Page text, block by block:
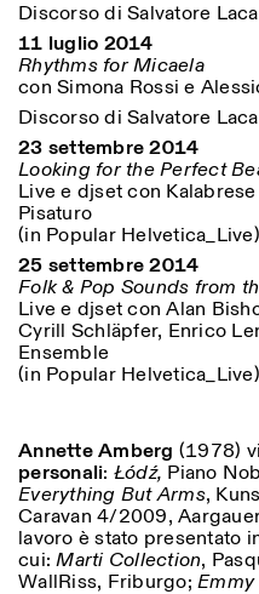
Discorso di Salvatore
11 luglio 2014
Rhythms for Micaela
con Simona Rossi e
Discorso di Salvatore
23 settembre 2014
Looking for the Perfect
Live e djset con
Pisaturo
(in Popular Helvetica_Live)
25 settembre 2014
Folk & Pop Sounds from
Live e djset con Alan
Cyrill Schläpfer, Enrico
Ensemble
(in Popular Helvetica_Live)
Annette Amberg (1978)
personali: Łódź, Piano
Everything But Arms,
Caravan 4/2009,
lavoro è stato presentato
cui:Marti Collection,
WallRiss, Friburgo; Emmy